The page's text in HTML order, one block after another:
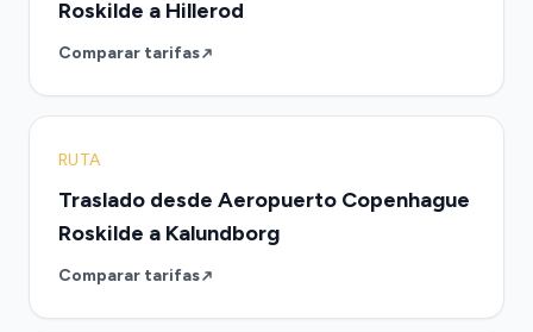
Roskilde a Hillerod
Comparar tarifas
RUTA
Traslado desde Aeropuerto Copenhague
Roskilde a Kalundborg
Comparar tarifas